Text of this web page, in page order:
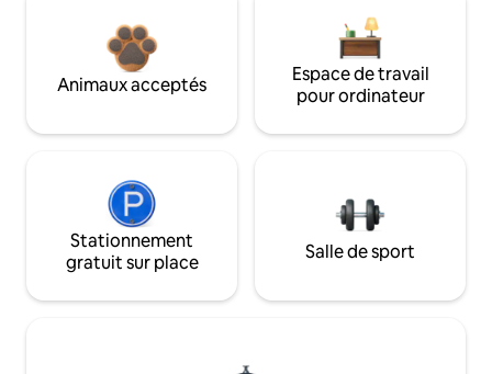
Animaux acceptés
Espace de travail
pour ordinateur
Stationnement
gratuit sur place
Salle de sport